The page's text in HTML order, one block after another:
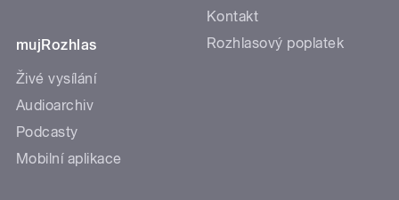
mujRozhlas
Živé vysílání
Audioarchiv
Podcasty
Mobilní aplikace
Kontakt
Rozhlasový poplatek